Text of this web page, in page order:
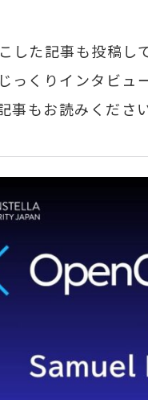
た記事も投稿し
っくりインタビュ
事もお読みください